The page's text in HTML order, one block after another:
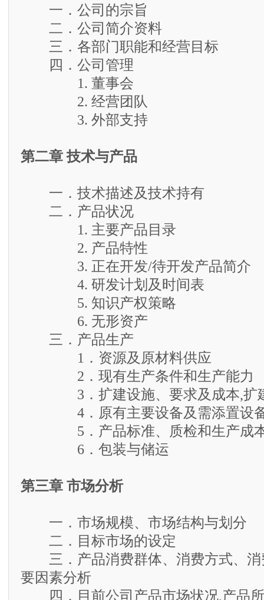
一．公司的宗旨
二．公司简介资料
三．各部门职能和经营目标
四．公司管理
1. 董事会
2. 经营团队
3. 外部支持
第二章 技术与产品
一．技术描述及技术持有
二．产品状况
1. 主要产品目录
2. 产品特性
3. 正在开发/待开发产品简介
4. 研发计划及时间表
5. 知识产权策略
6. 无形资产
三．产品生产
1．资源及原材料供应
2．现有生产条件和生产能力
3．扩建设施、要求及成本,扩建
4．原有主要设备及需添置设
5．产品标准、质检和生产成
6．包装与储运
第三章 市场分析
一．市场规模、市场结构与划分
二．目标市场的设定
三．产品消费群体、消费方式、消
要因素分析
四．目前公司产品市场状况,产品所